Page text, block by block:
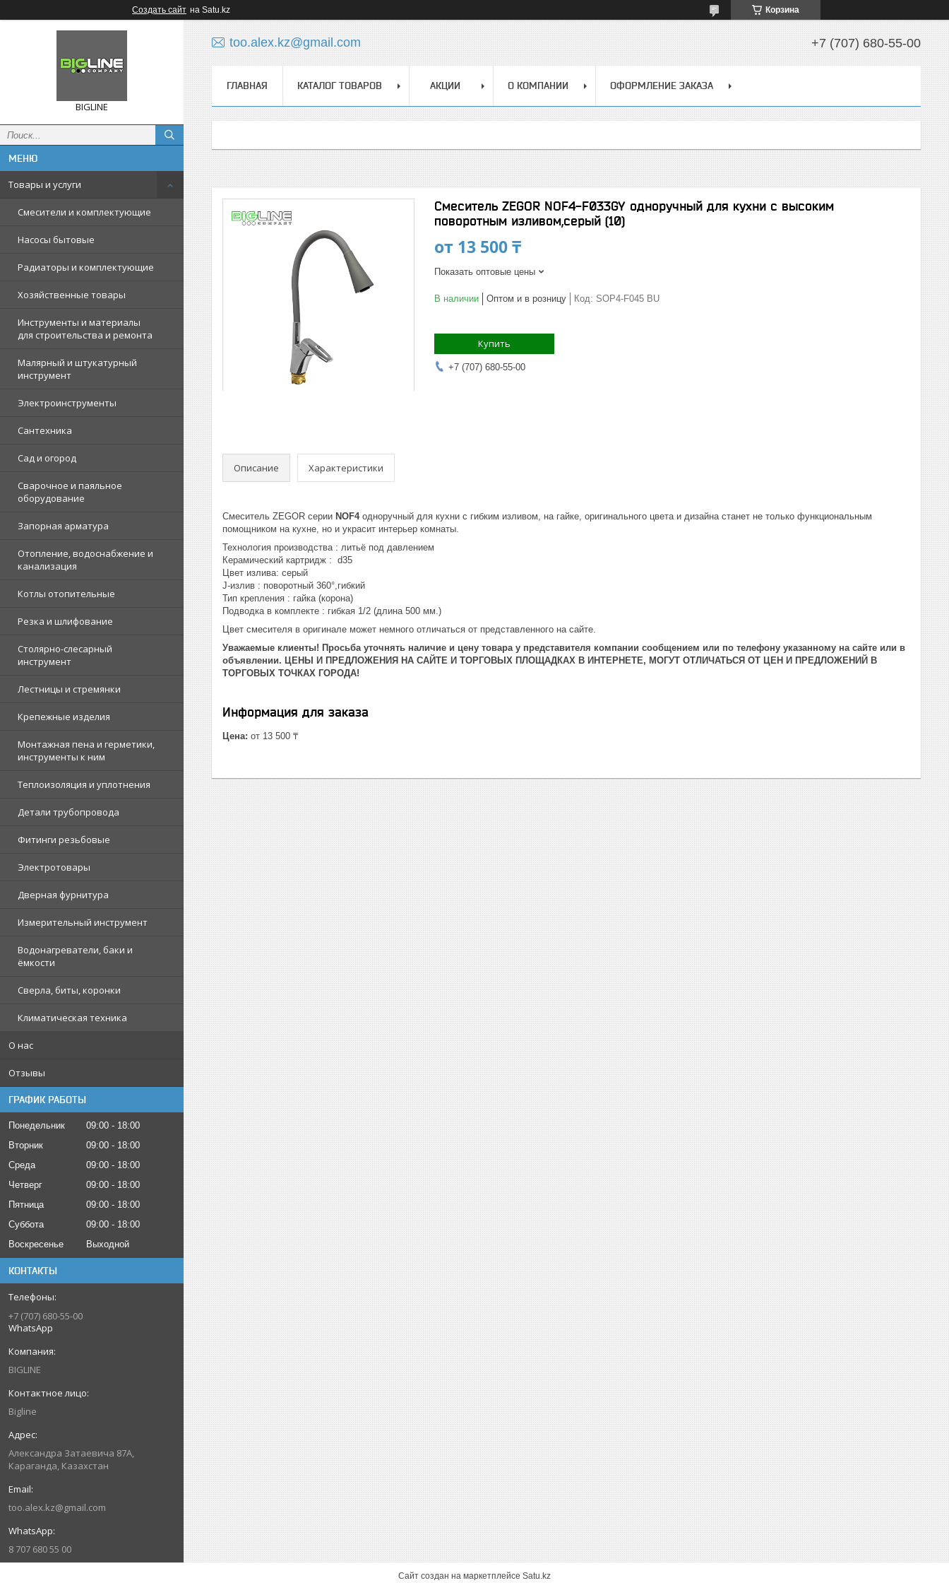
Создать сайт на Satu.kz Корзина
BIGLINE
Товары и услуги
Смесители и комплектующие
Насосы бытовые
Радиаторы и комплектующие
Хозяйственные товары
Инструменты и материалы
для строительства и ремонта
Малярный и штукатурный
инструмент
Электроинструменты
Сантехника
Сад и огород
Сварочное и паяльное
оборудование
Запорная арматура
Отопление, водоснабжение и
канализация
Котлы отопительные
Резка и шлифование
Столярно-слесарный
инструмент
Лестницы и стремянки
Крепежные изделия
Монтажная пена и герметики,
инструменты к ним
Теплоизоляция и уплотнения
Детали трубопровода
Фитинги резьбовые
Электротовары
Дверная фурнитура
Измерительный инструмент
Водонагреватели, баки и
ёмкости
Сверла, биты, коронки
Климатическая техника
О нас
Отзывы
ГРАФИК РАБОТЫ
Понедельник 09:00
18:00
Вторник
09:00
18:00
Среда
09:00
18:00
Четверг
09:00
18:00
Пятница
09:00
18:00
Суббота
09:00
18:00
Воскресенье
Выходной
КОНТАКТЫ
+7 (707) 680-55-00
WhatsApp
BIGLINE
Bigline
Александра Затаевича 87А,
Караганда, Казахстан
too.alex.kz@gmail.com
8 707 680 55 00
too.alex.kz@gmail.com +7 (707) 680-55-00
ГЛАВНАЯ КАТАЛОГ ТОВАРОВ АКЦИИ О КОМПАНИИ ОФОРМЛЕНИЕ ЗАКАЗА
Смеситель ZEGOR NOF4-F033GY одноручный для кухни с высоким
поворотным изливом,серый (10)
от 13 500 ₸
Показать оптовые цены
В наличии Оптом и в розницу Код: SOP4-F045 BU
Купить
+7 (707) 680-55-00
Описание Характеристики
Смеситель ZEGOR серии NOF4одноручный для кухни с гибким изливом, на гайке, оригинального цвета и дизайна станет не только функциональным
помощником на кухне, но и украсит интерьер комнаты.
Технология производства : литьё под давлением
Керамический картридж : d35
Цвет излива: серый
J-излив : поворотный 360°,гибкий
Тип крепления : гайка (корона)
Подводка в комплекте : гибкая 1/2 (длина 500 мм.)
Цвет смесителя в оригинале может немного отличаться от представленного на сайте.
Уважаемые клиенты! Просьба уточнять наличие и цену товара у представителя компании сообщением или по телефону указанному на сайте или в
объявлении. ЦЕНЫ И ПРЕДЛОЖЕНИЯ НА САЙТЕ И ТОРГОВЫХ ПЛОЩАДКАХ В ИНТЕРНЕТЕ, МОГУТ ОТЛИЧАТЬСЯ ОТ ЦЕН И ПРЕДЛОЖЕНИЙ В
ТОРГОВЫХ ТОЧКАХ ГОРОДА!
Информация для заказа
Цена: от 13 500 ₸
Сайт создан на маркетплейсе Satu.kz